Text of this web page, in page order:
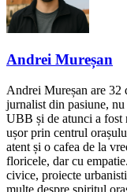
Andrei Mureșan
Andrei Mureșan are 32
jurnalist din pasiune,
UBB și de atunci a fost
ușor prin centrul
atent și o cafea de la
floricele, dar cu
civice, proiecte
multe despre spiritul